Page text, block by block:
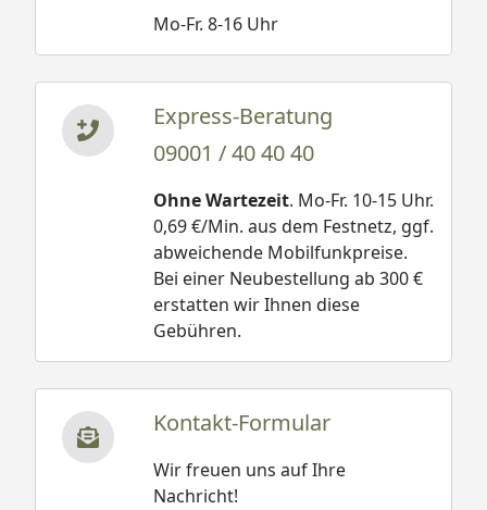
Mo-Fr. 8-16 Uhr
Express-Beratung
09001 / 40 40 40
Ohne Wartezeit. Mo-Fr. 10-15 Uhr.
0,69 €/Min. aus dem Festnetz, ggf.
abweichende Mobilfunkpreise.
Bei einer Neubestellung ab 300 €
erstatten wir Ihnen diese
Gebühren.
Kontakt-Formular
Wir freuen uns auf Ihre
Nachricht!